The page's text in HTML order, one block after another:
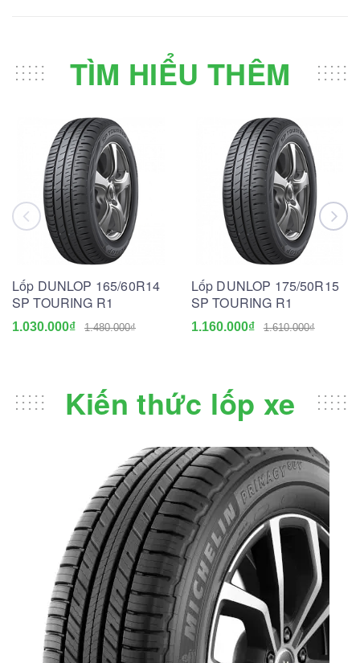
TÌM HIỂU THÊM
Lốp DUNLOP 165/60R14
SP TOURING R1
1.030.000₫ 1.480.000₫
Lốp DUNLOP 175/50R15
SP TOURING R1
1.160.000₫ 1.610.000₫
Kiến thức lốp xe